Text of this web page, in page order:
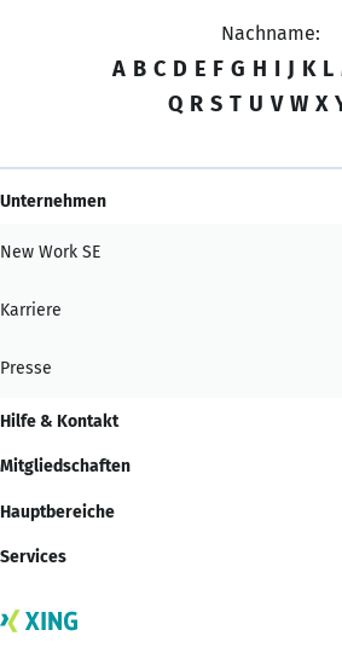
Nachname:
A B C D E F G H I J K L
Q R S T U V W X
Unternehmen
New Work SE
Karriere
Presse
Hilfe & Kontakt
Mitgliedschaften
Hauptbereiche
Services